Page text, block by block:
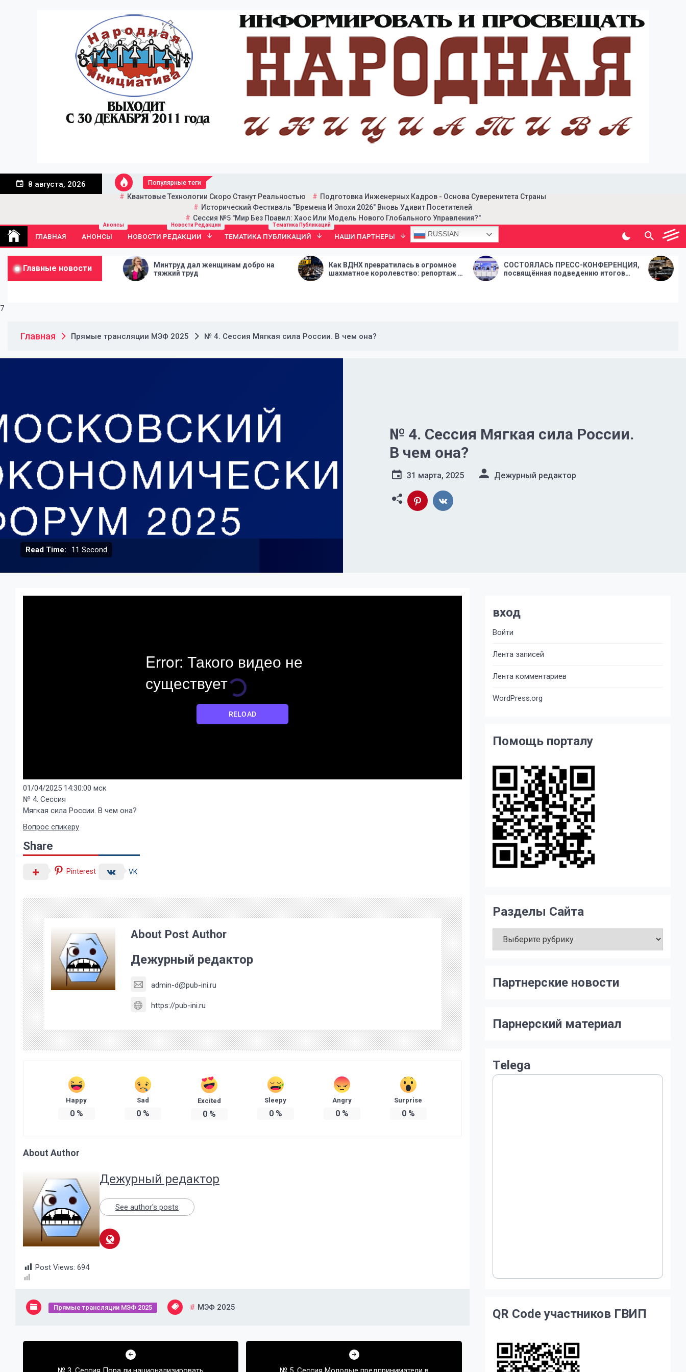
8 августа, 2026 Популярные теги
Квантовые Технологии Скоро Станут Реальностью
Подготовка Инженерных Кадров - Основа Суверенитета Страны
Исторический Фестиваль "Времена И Эпохи 2026" Вновь Удивит Посетителей
Сессия №5 "Мир Без Правил: Хаос Или Модель Нового Глобального Управления?"
Портал общественно-политической газеты "Народная инициатива"
ГЛАВНАЯ АНОНСЫ
Анонсы
НОВОСТИ РЕДАКЦИИ
Новости Редакции
ТЕМАТИКА ПУБЛИКАЦИЙ
Тематика Публикаций
НАШИ ПАРТНЕРЫ RUSSIAN
Главные новости
стране нет, но
создать кризис
Минтруд дал женщинам добро на
тяжкий труд
Как ВДНХ превратилась в огромное
шахматное королевство: репортаж с
Дня шахмат
СОСТОЯЛАСЬ ПРЕСС-КОНФЕРЕНЦИЯ,
посвящённая подведению итогов
сезона 2025/2026 «Покровка.Театр»
«Волга»,
страны.
выставки
7
Главная Прямые трансляции МЭФ 2025 № 4. Сессия Мягкая сила России. В чем она?
Read Time: 11 Second
№ 4. Сессия Мягкая сила России.
В чем она?
31 марта, 2025 Дежурный редактор
01/04/2025 14:30:00 мск
№ 4. Сессия
Мягкая сила России. В чем она?
Вопрос спикеру
Share
Pinterest VK
About Post Author
Дежурный редактор
admin-d@pub-ini.ru
https://pub-ini.ru
Happy
0%
Sad
0%
Excited
0%
Sleepy
0%
Angry
0%
Surprise
0%
About Author
Дежурный редактор
See author's posts
Post Views: 694
Прямые трансляции МЭФ 2025 МЭФ 2025
Навигация
вход
Войти
Лента записей
Лента комментариев
WordPress.org
Помощь порталу
Разделы Сайта
Сайта
Партнерские новости
Парнерский материал
Telega
QR Code участников ГВИП